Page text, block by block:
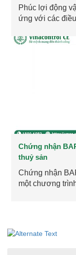
Phúc lợi động
ứng với các
Chứng nhận
thuỷ sản
Chứng nhận
một chương